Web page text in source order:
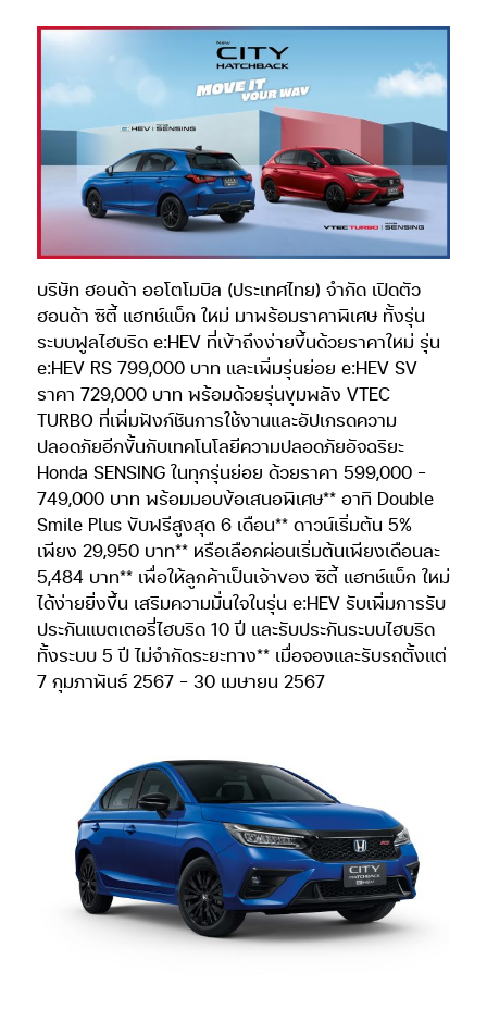
บริษัท ฮอนด้า ออโตโมบิล (ประเทศไทย) จำกัด เปิดตัว
ฮอนด้า ซิตี้ แฮทช์แบ็ก ใหม่ มาพร้อมราคาพิเศษ ทั้งรุ่น
ระบบฟูลไฮบริด e:HEV ที่เข้าถึงง่ายขึ้นด้วยราคาใหม่ รุ่น
e:HEV RS 799,000 บาท และเพิ่มรุ่นย่อย e:HEV SV
ราคา 729,000 บาท พร้อมด้วยรุ่นขุมพลัง VTEC
TURBO ที่เพิ่มฟังก์ชันการใช้งานและอัปเกรดความ
ปลอดภัยอีกขั้นกับเทคโนโลยีความปลอดภัยอัจฉริยะ
Honda SENSING ในทุกรุ่นย่อย ด้วยราคา 599,000 –
749,000 บาท พร้อมมอบข้อเสนอพิเศษ** อาทิ Double
Smile Plus ขับฟรีสูงสุด 6 เดือน** ดาวน์เริ่มต้น 5%
เพียง 29,950 บาท** หรือเลือกผ่อนเริ่มต้นเพียงเดือนละ
5,484 บาท** เพื่อให้ลูกค้าเป็นเจ้าของ ซิตี้ แฮทช์แบ็ก ใหม่
ได้ง่ายยิ่งขึ้น เสริมความมั่นใจในรุ่น e:HEV รับเพิ่มการรับ
ประกันแบตเตอรี่ไฮบริด 10 ปี และรับประกันระบบไฮบริด
ทั้งระบบ 5 ปี ไม่จำกัดระยะทาง** เมื่อจองและรับรถตั้งแต่
7 กุมภาพันธ์ 2567 – 30 เมษายน 2567